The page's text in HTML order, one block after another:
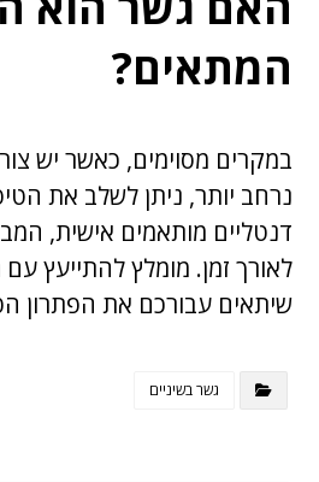
המתאים?
במקרים מסוימים, כאשר יש
נרחב יותר, ניתן לשלב את
דנטליים מותאמים אישית,
לאורך זמן. מומלץ להתייעץ
שיתאים עבורכם את הפתרון
גשר בשיניים